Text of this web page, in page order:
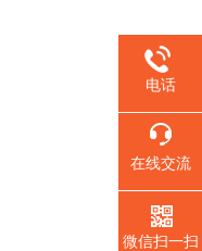
电话
在线交流
微信扫一扫